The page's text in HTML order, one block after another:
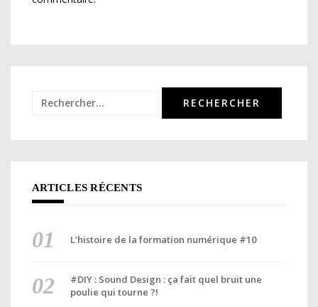
Rechercher :
ARTICLES RÉCENTS
L’histoire de la formation numérique #10
#DIY : Sound Design : ça fait quel bruit une
poulie qui tourne ?!